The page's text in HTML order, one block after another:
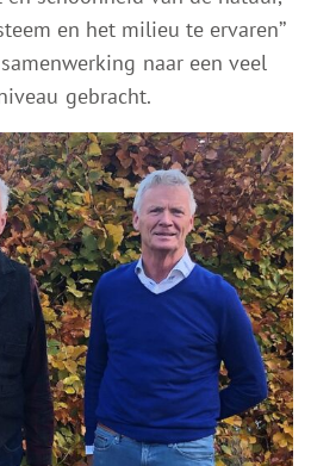
en het milieu te ervaren’’
naar een veel
gebracht.